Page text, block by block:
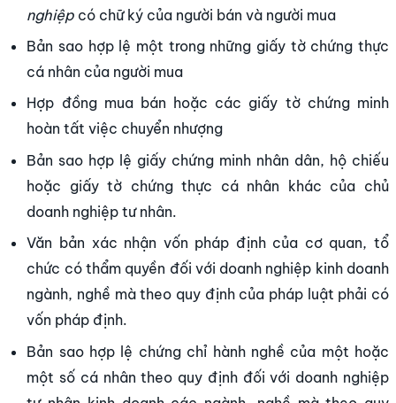
nghiệp có chữ ký của người bán và người mua
Bản sao hợp lệ một trong những giấy tờ chứng thực
cá nhân của người mua
Hợp đồng mua bán hoặc các giấy tờ chứng minh
hoàn tất việc chuyển nhượng
Bản sao hợp lệ giấy chứng minh nhân dân, hộ chiếu
hoặc giấy tờ chứng thực cá nhân khác của chủ
doanh nghiệp tư nhân.
Văn bản xác nhận vốn pháp định của cơ quan, tổ
chức có thẩm quyền đối với doanh nghiệp kinh doanh
ngành, nghề mà theo quy định của pháp luật phải có
vốn pháp định.
Bản sao hợp lệ chứng chỉ hành nghề của một hoặc
một số cá nhân theo quy định đối với doanh nghiệp